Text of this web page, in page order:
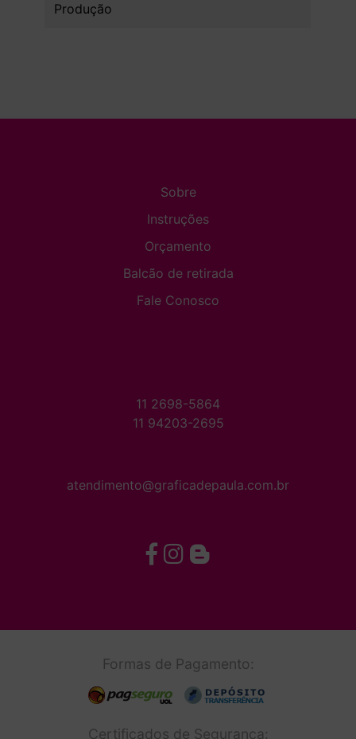
Produção
Sobre
Instruções
Orçamento
Balcão de retirada
Fale Conosco
11 2698-5864
11 94203-2695
atendimento@graficadepaula.com.br
Formas de Pagamento:
Certificados de Segurança: